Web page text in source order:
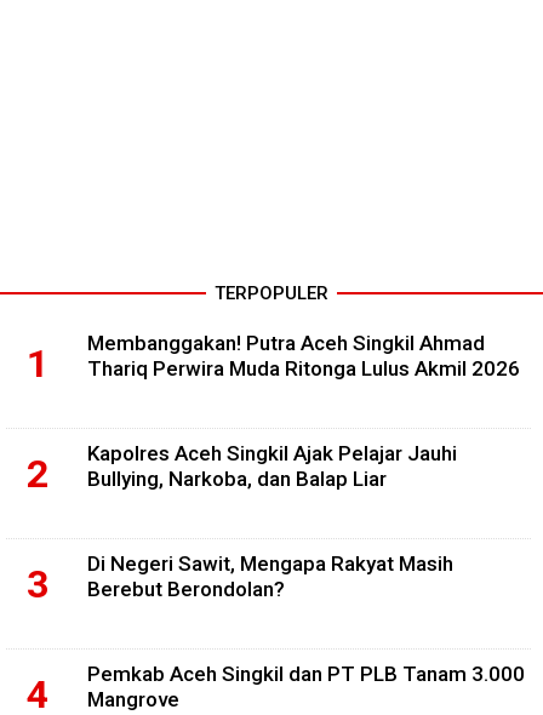
TERPOPULER
Membanggakan! Putra Aceh Singkil Ahmad
Thariq Perwira Muda Ritonga Lulus Akmil 2026
Kapolres Aceh Singkil Ajak Pelajar Jauhi
Bullying, Narkoba, dan Balap Liar
Di Negeri Sawit, Mengapa Rakyat Masih
Berebut Berondolan?
Pemkab Aceh Singkil dan PT PLB Tanam 3.000
Mangrove